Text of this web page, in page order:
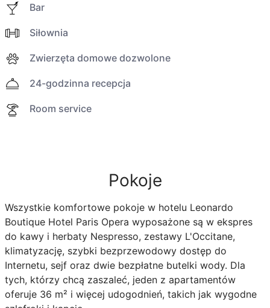
Bar
Siłownia
Zwierzęta domowe dozwolone
24-godzinna recepcja
Room service
Pokoje
Wszystkie komfortowe pokoje w hotelu Leonardo
Boutique Hotel Paris Opera wyposażone są w ekspres
do kawy i herbaty Nespresso, zestawy L'Occitane,
klimatyzację, szybki bezprzewodowy dostęp do
Internetu, sejf oraz dwie bezpłatne butelki wody. Dla
tych, którzy chcą zaszaleć, jeden z apartamentów
oferuje 36 m² i więcej udogodnień, takich jak wygodne